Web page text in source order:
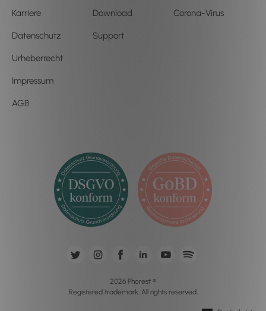
Karriere
Datenschutz
Urheberrecht
Impressum
AGB
Download
Support
Corona-Virus
2026 Phorest ®
Registered trademark. All rights reserved.